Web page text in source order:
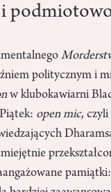
i
politycznym i
w klubokawiarni
open mic, czyli